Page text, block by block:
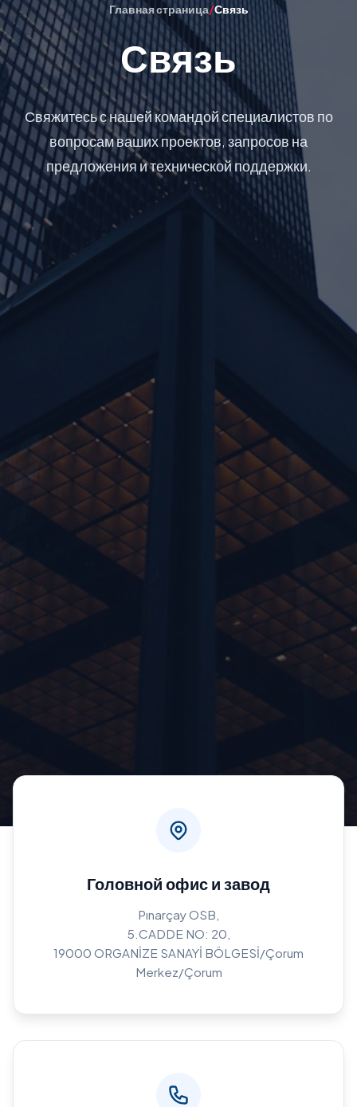
Главная страница/Связь
Связь
Свяжитесь с нашей командой специалистов по
вопросам ваших проектов, запросов на
предложения и технической поддержки.
Головной офис и завод
Pınarçay OSB,
5.CADDE NO: 20,
19000 ORGANİZE SANAYİ BÖLGESİ/Çorum
Merkez/Çorum